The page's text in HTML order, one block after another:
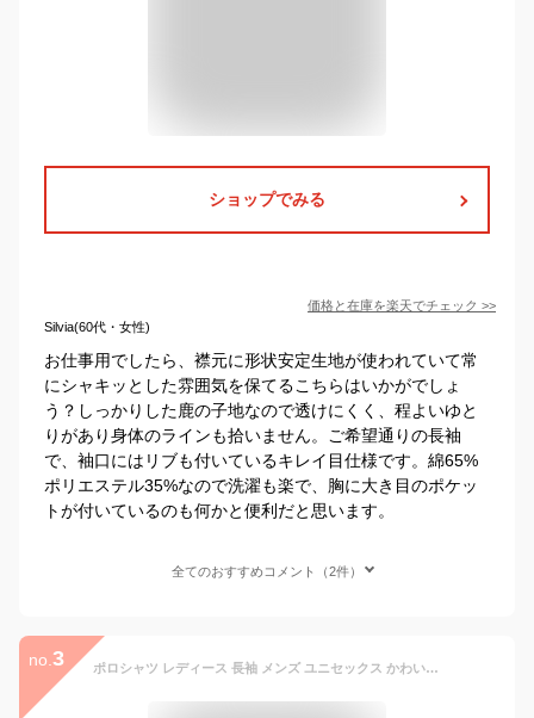
ショップでみる
価格と在庫を楽天でチェック >>
Silvia(60代・女性)
お仕事用でしたら、襟元に形状安定生地が使われていて常
にシャキッとした雰囲気を保てるこちらはいかがでしょ
う？しっかりした鹿の子地なので透けにくく、程よいゆと
りがあり身体のラインも拾いません。ご希望通りの長袖
で、袖口にはリブも付いているキレイ目仕様です。綿65%
ポリエステル35%なので洗濯も楽で、胸に大き目のポケッ
トが付いているのも何かと便利だと思います。
全てのおすすめコメント（2件）
no. 3 ポロシャツ レディース 長袖 メンズ ユニセックス かわいい ドライ 吸水 速乾 ポケット UVカット 制服 ユニフォーム 仕事 クールビズ 介護 スポーツ ゴルフ カジュアル ネイビー 白 黒 父の日